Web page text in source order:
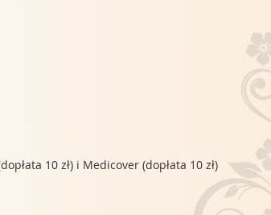
10 zł) i Medicover (dopłata 10 zł)